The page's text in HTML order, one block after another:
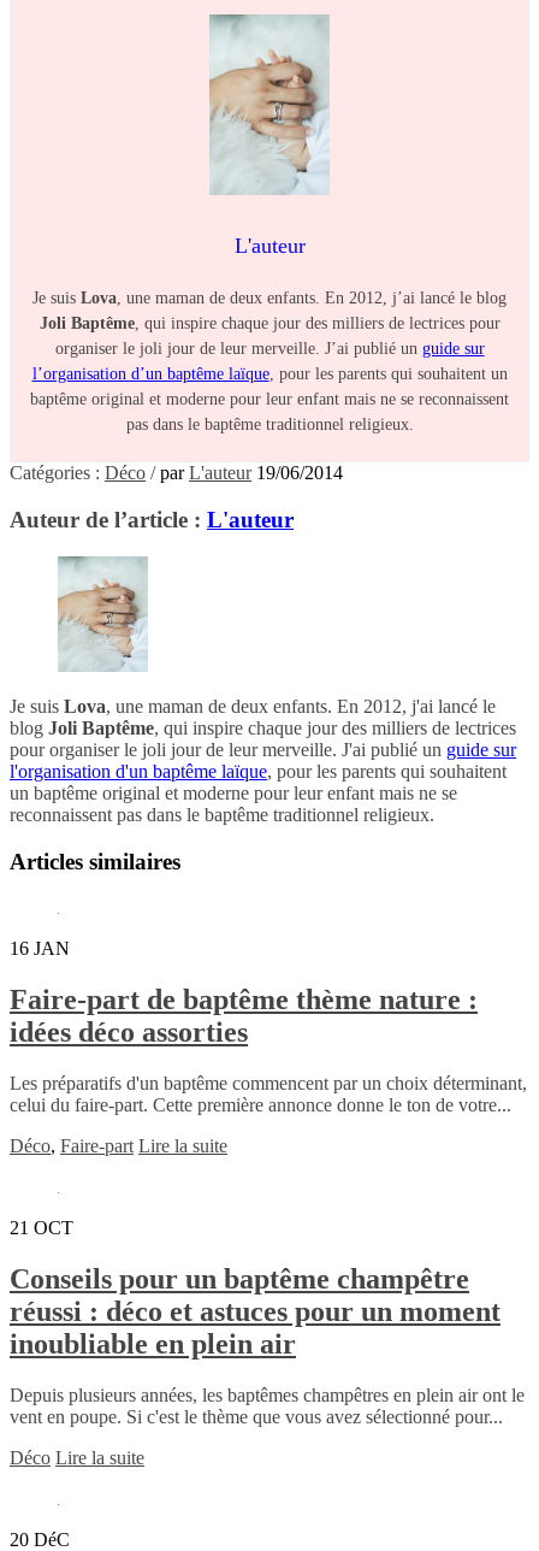
L'auteur
Je suis Lova, une maman de deux enfants. En 2012, j’ai lancé le blog
Joli Baptême, qui inspire chaque jour des milliers de lectrices pour
organiser le joli jour de leur merveille. J’ai publié un guide sur
l’organisation d’un baptême laïque, pour les parents qui souhaitent un
baptême original et moderne pour leur enfant mais ne se reconnaissent
pas dans le baptême traditionnel religieux.
Catégories : Déco /parL'auteur 19/06/2014
Auteur de l’article : L'auteur
Je suis Lova, une maman de deux enfants. En 2012, j'ai lancé le
blog Joli Baptême, qui inspire chaque jour des milliers de lectrices
pour organiser le joli jour de leur merveille. J'ai publié un guide sur
l'organisation d'un baptême laïque, pour les parents qui souhaitent
un baptême original et moderne pour leur enfant mais ne se
reconnaissent pas dans le baptême traditionnel religieux.
Articles similaires
16 JAN
Faire-part de baptême thème nature :
idées déco assorties
Les préparatifs d'un baptême commencent par un choix déterminant,
celui du faire-part. Cette première annonce donne le ton de votre...
Déco, Faire-part Lire la suite
21 OCT
Conseils pour un baptême champêtre
réussi : déco et astuces pour un moment
inoubliable en plein air
Depuis plusieurs années, les baptêmes champêtres en plein air ont le
vent en poupe. Si c'est le thème que vous avez sélectionné pour...
Déco Lire la suite
20 DéC